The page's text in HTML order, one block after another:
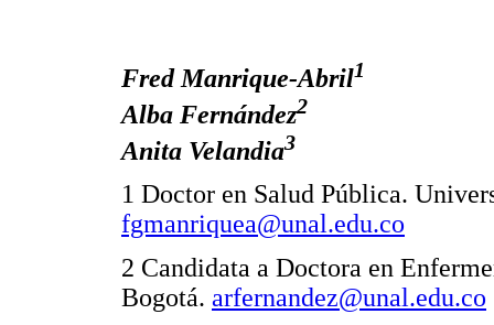
Fred Manrique-Abril1
Alba Fernández2
Anita Velandia3
1 Doctor en Salud Pública.
fgmanriquea@unal.edu.co
2 Candidata a Doctora en
Bogotá. arfernandez@unal.edu.co